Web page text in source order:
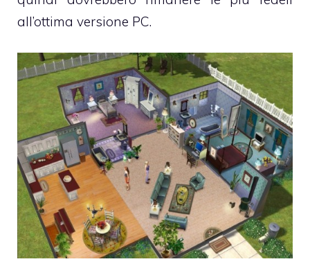
all’ottima versione PC.